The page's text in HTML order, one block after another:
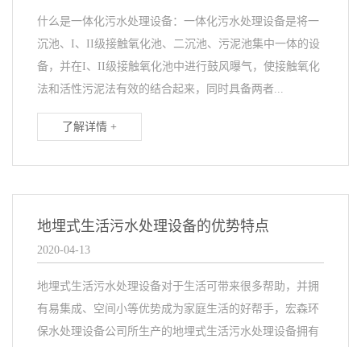
什么是一体化污水处理设备：一体化污水处理设备是将一
沉池、I、II级接触氧化池、二沉池、污泥池集中一体的设
备，并在I、II级接触氧化池中进行鼓风曝气，使接触氧化
法和活性污泥法有效的结合起来，同时具备两者...
了解详情 +
地埋式生活污水处理设备的优势特点
2020-04-13
地埋式生活污水处理设备对于生活可带来很多帮助，并拥
有易集成、空间小等优势成为家庭生活的好帮手，宏森环
保水处理设备公司所生产的地埋式生活污水处理设备拥有